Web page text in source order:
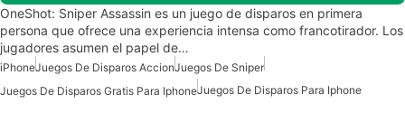
OneShot: Sniper Assassin es un juego de disparos en primera
persona que ofrece una experiencia intensa como francotirador. Los
jugadores asumen el papel de…
iPhoneJuegos De Disparos AccionJuegos De Sniper
Juegos De Disparos Gratis Para IphoneJuegos De Disparos Para Iphone